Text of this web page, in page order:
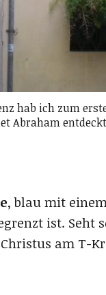
hab ich zum
Abraham
, blau mit
ist. Seht
am T-